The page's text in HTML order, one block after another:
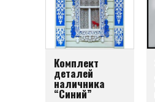
Комплект
деталей
наличника
“Синий”